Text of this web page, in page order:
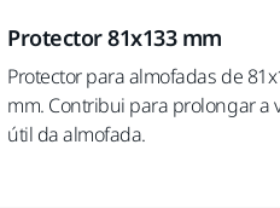
Protector 81x133 mm
Protector para almofadas de
mm. Contribui para prolongar a
útil da almofada.